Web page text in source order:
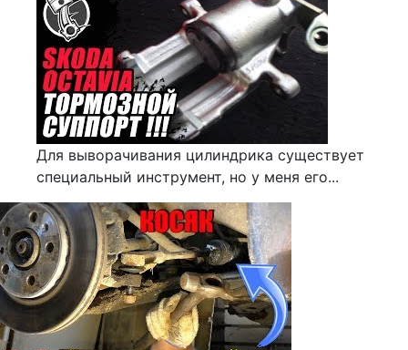
Для выворачивания цилиндрика существует
специальный инструмент, но у меня его...